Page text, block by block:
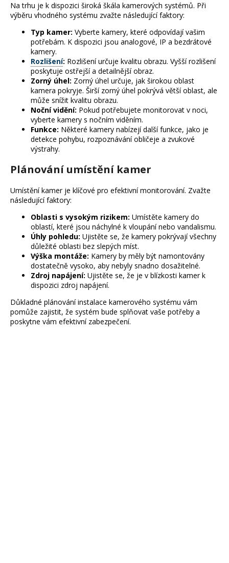
Na trhu je k dispozici široká škála kamerových systémů. Při
výběru vhodného systému zvažte následující faktory:
Typ kamer: Vyberte kamery, které odpovídají vašim
potřebám. K dispozici jsou analogové, IP a bezdrátové
kamery.
Rozlišení: Rozlišení určuje kvalitu obrazu. Vyšší rozlišení
poskytuje ostřejší a detailnější obraz.
Zorný úhel: Zorný úhel určuje, jak širokou oblast
kamera pokryje. Širší zorný úhel pokrývá větší oblast, ale
může snížit kvalitu obrazu.
Noční vidění: Pokud potřebujete monitorovat v noci,
vyberte kamery s nočním viděním.
Funkce: Některé kamery nabízejí další funkce, jako je
detekce pohybu, rozpoznávání obličeje a zvukové
výstrahy.
Plánování umístění kamer
Umístění kamer je klíčové pro efektivní monitorování. Zvažte
následující faktory:
Oblasti s vysokým rizikem: Umístěte kamery do
oblastí, které jsou náchylné k vloupání nebo vandalismu.
Úhly pohledu: Ujistěte se, že kamery pokrývají všechny
důležité oblasti bez slepých míst.
Výška montáže: Kamery by měly být namontovány
dostatečně vysoko, aby nebyly snadno dosažitelné.
Zdroj napájení: Ujistěte se, že je v blízkosti kamer k
dispozici zdroj napájení.
Důkladné plánování instalace kamerového systému vám
pomůže zajistit, že systém bude splňovat vaše potřeby a
poskytne vám efektivní zabezpečení.